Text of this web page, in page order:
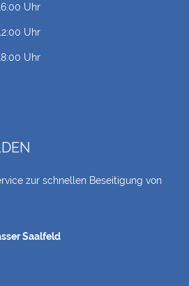
Uhr
Uhr
Uhr
zur schnellen Beseitigung von
Saalfeld